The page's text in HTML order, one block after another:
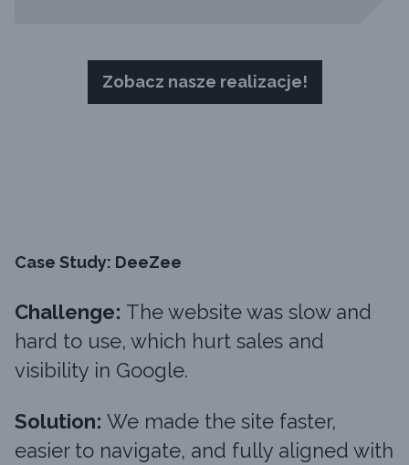
Zobacz nasze realizacje!
Case Study: DeeZee
Challenge: The website was slow and
hard to use, which hurt sales and
visibility in Google.
Solution: We made the site faster,
easier to navigate, and fully aligned with